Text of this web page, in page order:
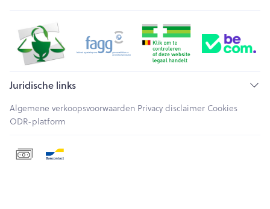
Juridische links
Algemene verkoopsvoorwaarden Privacy disclaimer Cookies
ODR-platform